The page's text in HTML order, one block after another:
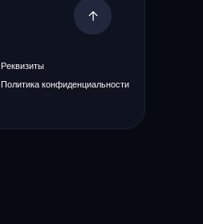
Политика конфиденциальности
Реквизиты